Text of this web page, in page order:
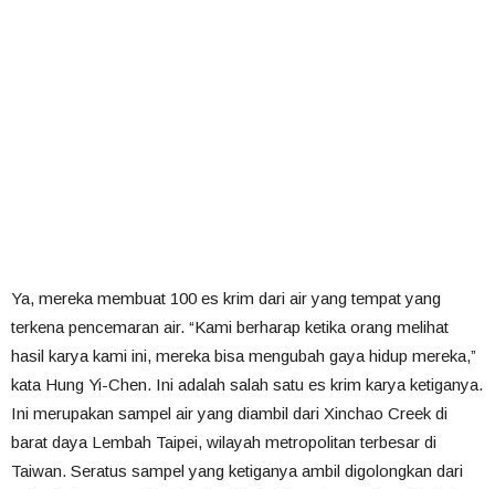
Ya, mereka membuat 100 es krim dari air yang tempat yang
terkena pencemaran air. “Kami berharap ketika orang melihat
hasil karya kami ini, mereka bisa mengubah gaya hidup mereka,”
kata Hung Yi-Chen. Ini adalah salah satu es krim karya ketiganya.
Ini merupakan sampel air yang diambil dari Xinchao Creek di
barat daya Lembah Taipei, wilayah metropolitan terbesar di
Taiwan. Seratus sampel yang ketiganya ambil digolongkan dari